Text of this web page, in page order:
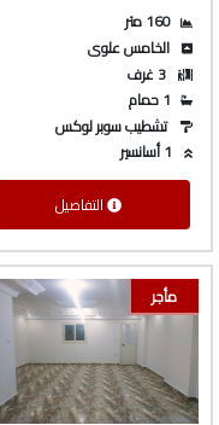
160 متر
الخامس علوى
1 حمام
تشطيب سوبر لوكس
التفاصيل
مأجر